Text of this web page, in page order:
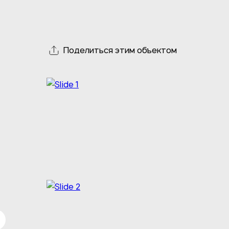
Поделиться этим объектом